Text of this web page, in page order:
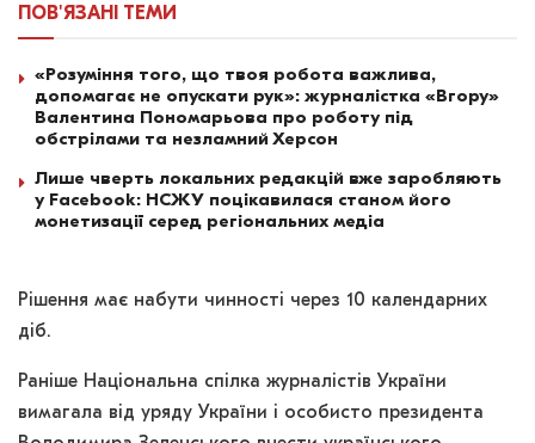
ПОВ'ЯЗАНІ ТЕМИ
«Розуміння того, що твоя робота важлива,
допомагає не опускати рук»: журналістка «Вгору»
Валентина Пономарьова про роботу під
обстрілами та незламний Херсон
Лише чверть локальних редакцій вже заробляють
у Facebook: НСЖУ поцікавилася станом його
монетизації серед регіональних медіа
Рішення має набути чинності через 10 календарних
діб.
Раніше Національна спілка журналістів України
вимагала від уряду України і особисто президента